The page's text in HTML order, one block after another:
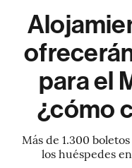
para el
¿cómo
Más de 1.300
los huéspedes